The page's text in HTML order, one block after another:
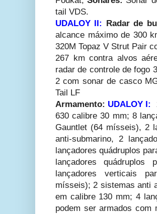
tail VDS.
UDALOY II: Radar de
alcance máximo de 300
320M Topaz V Strut Pair
267 km contra alvos
radar de controle de fogo
2 com sonar de casco
Tail LF
Armamento: UDALOY I:
630 calibre 30 mm; 8
Gauntlet (64 mísseis), 2
anti-submarino, 2
lançadores quádruplos
lançadores quádruplos
lançadores verticais
mísseis); 2 sistemas anti
em calibre 130 mm; 4
podem ser armados